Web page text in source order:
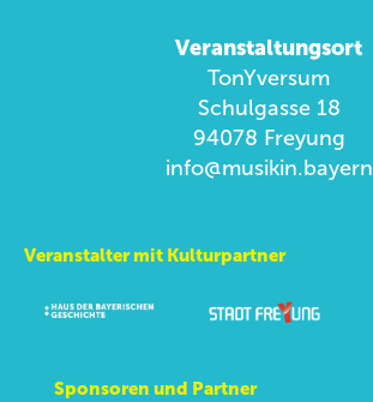
Veranstaltungsort
TonYversum
Schulgasse 18
94078 Freyung
info@musikin.bayern
Veranstalter mit Kulturpartner
Sponsoren und Partner